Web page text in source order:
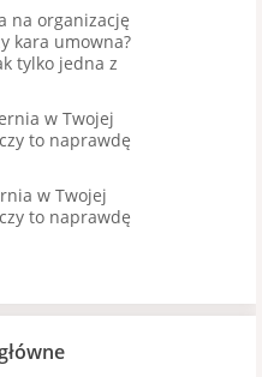
na organizację
kara umowna?
tylko jedna z
w Twojej
to naprawdę
w Twojej
to naprawdę